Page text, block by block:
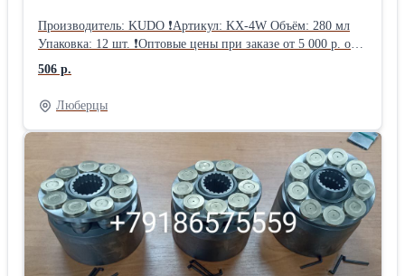
Производитель: KUDO ❗Артикул: KX-4W Объём: 280 мл
Упаковка: 12 шт. ❗Оптовые цены при заказе от 5 000 р. от 5
000 р.: 506.52 руб. от 30 000 р.: 487.76 руб. от 60 000 р.:
469.00 руб.
506 р.
Люберцы